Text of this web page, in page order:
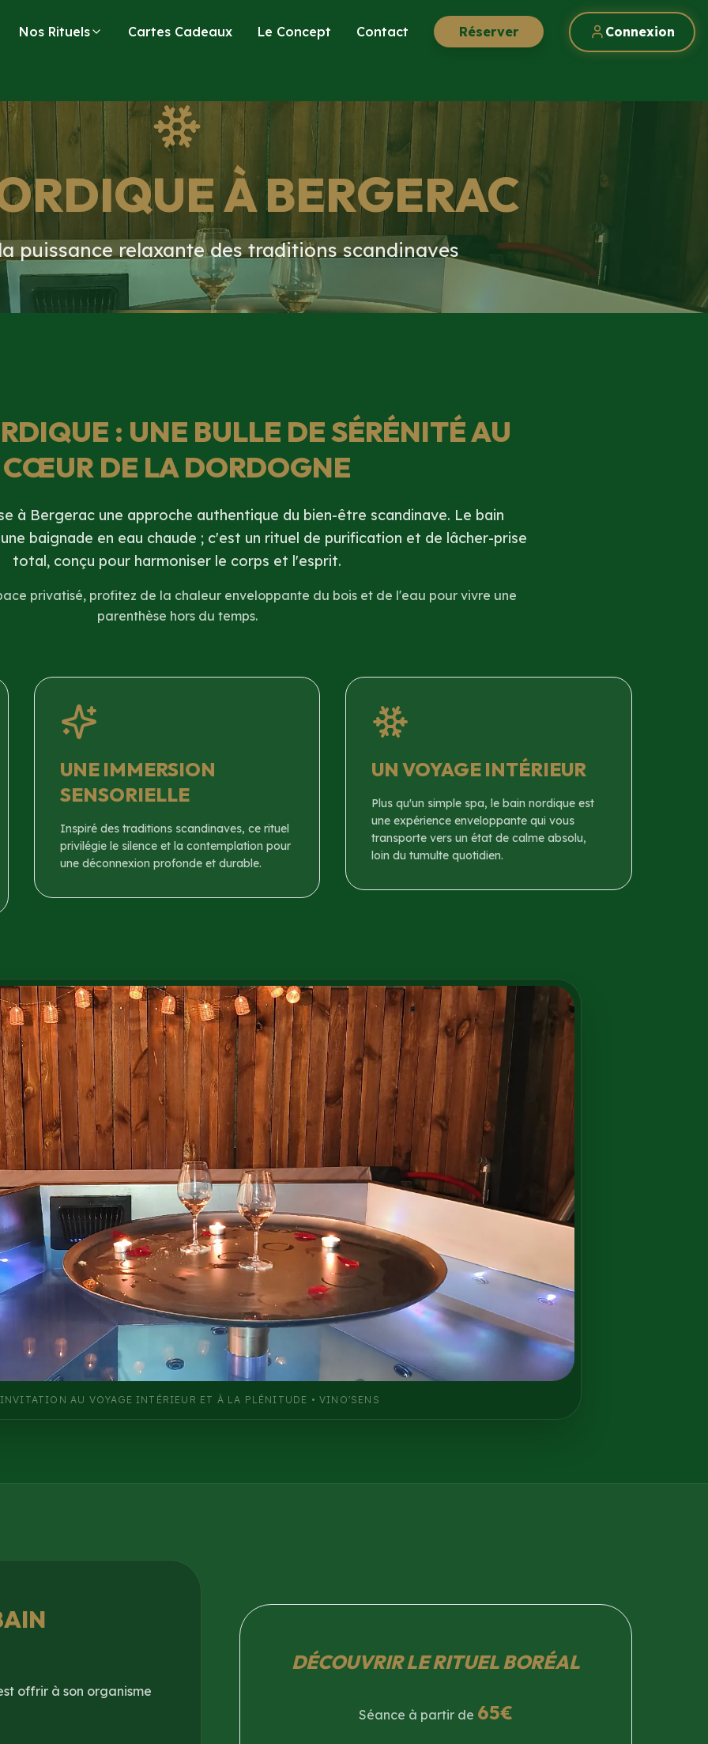
Nos Rituels Cartes Cadeaux Le Concept Contact Réserver Connexion
À BERGERAC
puissance relaxante des traditions scandinaves
: UNE BULLE DE SÉRÉNITÉ AU
CŒUR DE LA DORDOGNE
à Bergerac une approche authentique du bien-être scandinave. Le bain
baignade en eau chaude ; c'est un rituel de purification et de lâcher-prise
total, conçu pour harmoniser le corps et l'esprit.
privatisé, profitez de la chaleur enveloppante du bois et de l'eau pour vivre une
parenthèse hors du temps.
UNE IMMERSION
SENSORIELLE
Inspiré des traditions scandinaves, ce rituel
privilégie le silence et la contemplation pour
une déconnexion profonde et durable.
UN VOYAGE INTÉRIEUR
Plus qu'un simple spa, le bain nordique est
une expérience enveloppante qui vous
transporte vers un état de calme absolu,
loin du tumulte quotidien.
AU VOYAGE INTÉRIEUR ET À LA PLÉNITUDE • VINO'SENS
offrir à son organisme
DÉCOUVRIR LE RITUEL BORÉAL
Séance à partir de 65€